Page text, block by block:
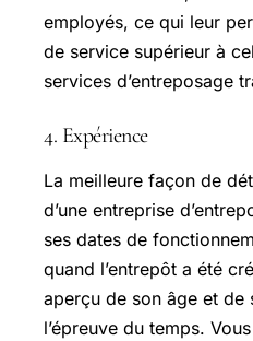
employés, ce qui leur
de service supérieur à
services d’entreposage
4. Expérience
La meilleure façon de
d’une entreprise
ses dates de
quand l’entrepôt a été
aperçu de son âge et de
l’épreuve du temps.